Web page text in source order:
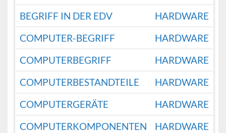
BEGRIFF IN DER EDV
HARDWARE
COMPUTER-BEGRIFF
HARDWARE
COMPUTERBEGRIFF
HARDWARE
COMPUTERBESTANDTEILE
HARDWARE
COMPUTERGERÄTE
HARDWARE
COMPUTERKOMPONENTEN
HARDWARE